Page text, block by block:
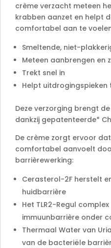
crème verzacht meteen
krabben aanzet en helpt
comfortabel aan te
Smeltende, niet-
Meteen aanbrengen en
Trekt snel in
Helpt uitdrogingspieken
Deze verzorging brengt
dankzij gepatenteerde*
De crème zorgt ervoor
comfortabel aanvoelt
barrièrewerking:
Cerasterol-2F herstelt
huidbarrière
Het TLR2-Regul
immuunbarrière onder
Thermaal Water van
van de bacteriële